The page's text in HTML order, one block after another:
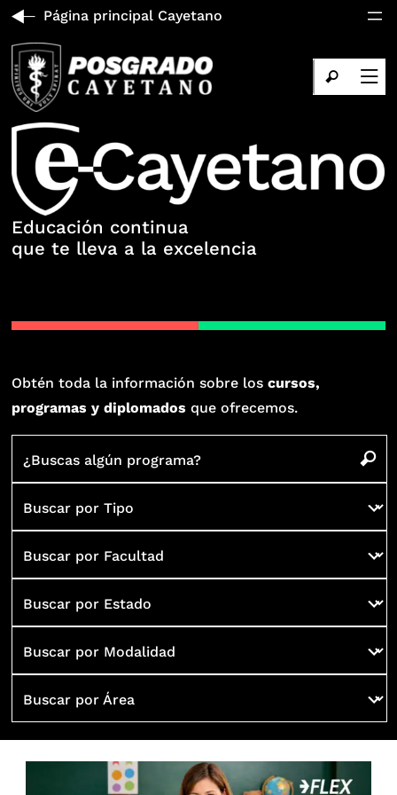
Página principal Cayetano
Educación continua
que te lleva a la excelencia
Obtén toda la información sobre loscursos,
programas y diplomados que ofrecemos.
¿Buscas algún programa?
Buscar por Tipo
Buscar por Facultad
Buscar por Estado
Buscar por Modalidad
Buscar por Área